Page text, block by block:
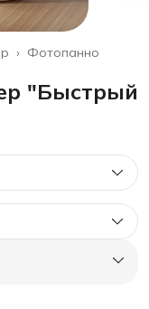
Фотопанно
›
"Быстрый